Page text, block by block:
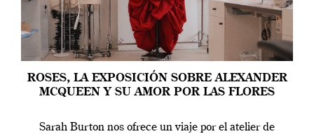
ROSES, LA EXPOSICIÓN SOBRE ALEXANDER
MCQUEEN Y SU AMOR POR LAS FLORES
Sarah Burton nos ofrece un viaje por el atelier de